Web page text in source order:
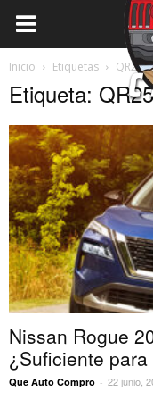
Inicio Etiquetas
Etiqueta:
Nissan Rogue
¿Suficiente
Que Auto Compro - 22 junio,